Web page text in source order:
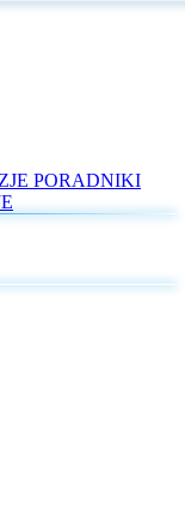
PORADNIKI